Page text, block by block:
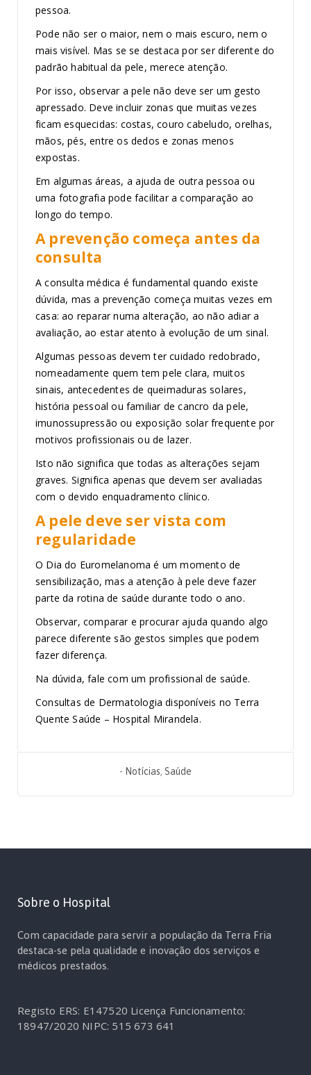
pessoa.
Pode não ser o maior, nem o mais escuro, nem o
mais visível. Mas se se destaca por ser diferente do
padrão habitual da pele, merece atenção.
Por isso, observar a pele não deve ser um gesto
apressado. Deve incluir zonas que muitas vezes
ficam esquecidas: costas, couro cabeludo, orelhas,
mãos, pés, entre os dedos e zonas menos
expostas.
Em algumas áreas, a ajuda de outra pessoa ou
uma fotografia pode facilitar a comparação ao
longo do tempo.
A prevenção começa antes da
consulta
A consulta médica é fundamental quando existe
dúvida, mas a prevenção começa muitas vezes em
casa: ao reparar numa alteração, ao não adiar a
avaliação, ao estar atento à evolução de um sinal.
Algumas pessoas devem ter cuidado redobrado,
nomeadamente quem tem pele clara, muitos
sinais, antecedentes de queimaduras solares,
história pessoal ou familiar de cancro da pele,
imunossupressão ou exposição solar frequente por
motivos profissionais ou de lazer.
Isto não significa que todas as alterações sejam
graves. Significa apenas que devem ser avaliadas
com o devido enquadramento clínico.
A pele deve ser vista com
regularidade
O Dia do Euromelanoma é um momento de
sensibilização, mas a atenção à pele deve fazer
parte da rotina de saúde durante todo o ano.
Observar, comparar e procurar ajuda quando algo
parece diferente são gestos simples que podem
fazer diferença.
Na dúvida, fale com um profissional de saúde.
Consultas de Dermatologia disponíveis no Terra
Quente Saúde – Hospital Mirandela.
- Notícias, Saúde
Sobre o Hospital
Com capacidade para servir a população da Terra Fria
destaca-se pela qualidade e inovação dos serviços e
médicos prestados.
Registo ERS: E147520 Licença Funcionamento:
18947/2020 NIPC: 515 673 641